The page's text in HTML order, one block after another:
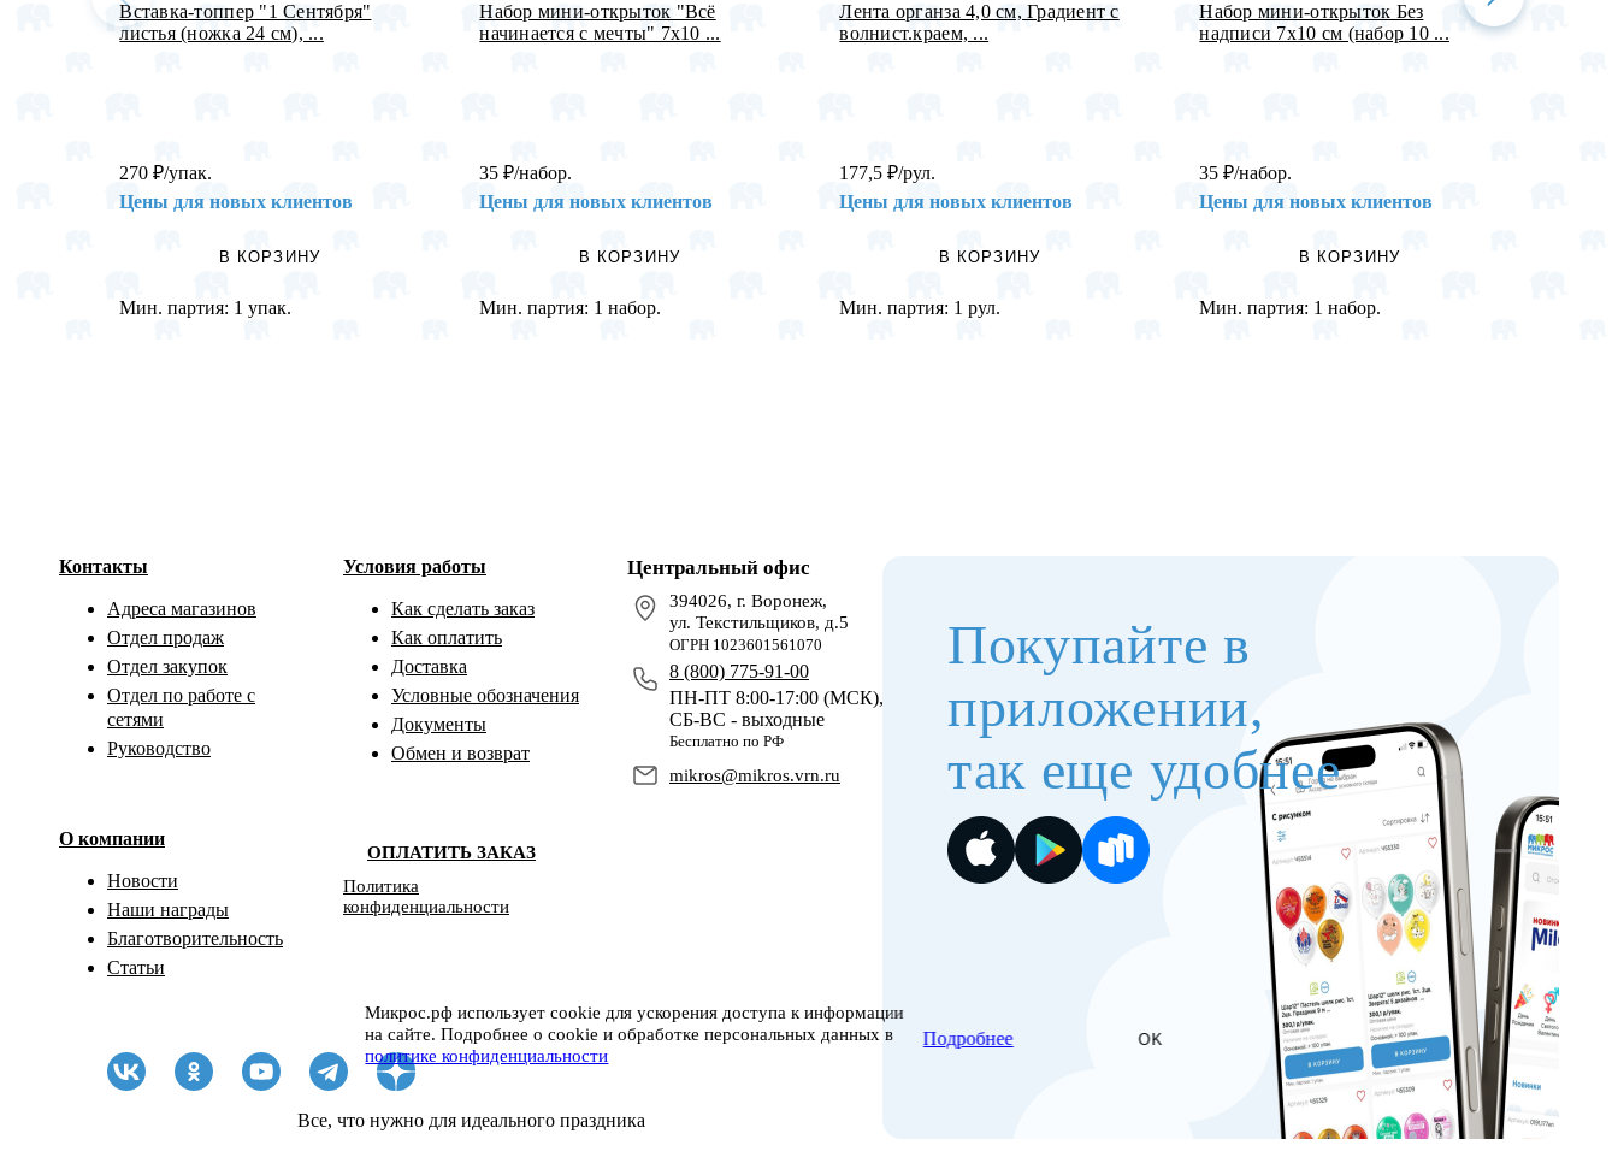
Вставка-топпер "1 Сентября"
листья (ножка 24 см), ...
270₽/упак.
Цены для новых клиентов
В КОРЗИНУ
Мин. партия: 1 упак.
Набор мини-открыток "Всё
начинается с мечты" 7х10 ...
35₽/набор.
Цены для новых клиентов
В КОРЗИНУ
Мин. партия: 1 набор.
Лента органза 4,0 см, Градиент с
волнист.краем, ...
177,5₽/рул.
Цены для новых клиентов
В КОРЗИНУ
Мин. партия: 1 рул.
Набор мини-открыток Без
надписи 7х10 см (набор 10 ...
35₽/набор.
Цены для новых клиентов
В КОРЗИНУ
Мин. партия: 1 набор.
Микрос.рф использует cookie для ускорения доступа к информации
на сайте. Подробнее о cookie и обработке персональных данных в
политике конфиденциальности
Подробнее OK
Центральный офис
394026, г. Воронеж,
ул. Текстильщиков, д.5
ОГРН 1023601561070
8 (800) 775-91-00
ПН-ПТ 8:00-17:00 (МСК),
СБ-ВС - выходные
Бесплатно по РФ
mikros@mikros.vrn.ru
Контакты
Адреса магазинов
Отдел продаж
Отдел закупок
Отдел по работе с
сетями
Руководство
О компании
Новости
Наши награды
Благотворительность
Статьи
Условия работы
Как сделать заказ
Как оплатить
Доставка
Условные обозначения
Документы
Обмен и возврат
ОПЛАТИТЬ ЗАКАЗ
Политика
конфиденциальности
Все, что нужно для идеального праздника
Покупайте в
приложении,
так еще удобнее